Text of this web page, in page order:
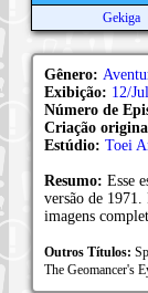
Gekiga
Gênero:
Exibição: 12/
Número de
Criação
Estúdio: Toei
Resumo: Esse
versão de
imagens
Outros Títulos:
The Geomancer's